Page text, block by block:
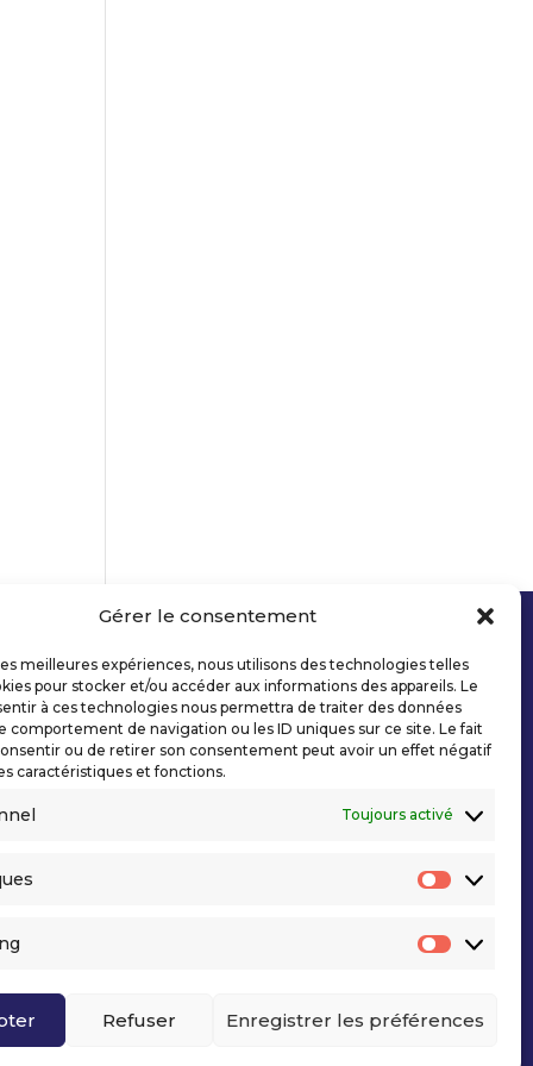
Gérer le consentement
meilleures expériences, nous utilisons des technologies telles
pour stocker et/ou accéder aux informations des appareils. Le
à ces technologies nous permettra de traiter des données
comportement de navigation ou les ID uniques sur ce site. Le fait
ou de retirer son consentement peut avoir un effet négatif
caractéristiques et fonctions.
Toujours activé
Refuser Enregistrer les préférences